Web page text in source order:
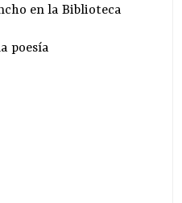
en la Biblioteca
poesía